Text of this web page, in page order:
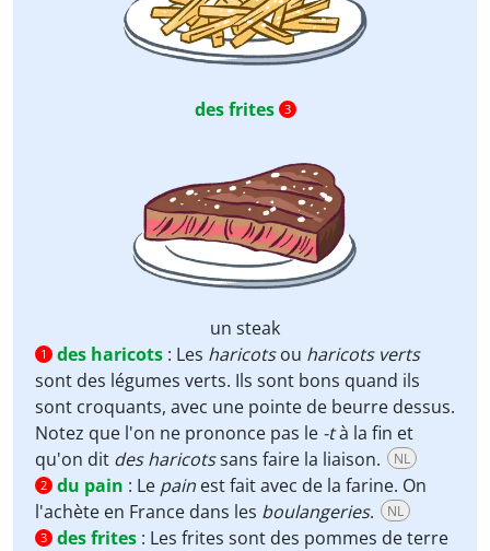
des frites 3
un steak
1 des haricots : Les haricotsou haricots verts
sont des légumes verts. Ils sont bons quand ils
sont croquants, avec une pointe de beurre dessus.
Notez que l'on ne prononce pas le -tà la fin et
qu'on dit des haricotssans faire la liaison. NL
2 du pain : Le pain est fait avec de la farine. On
l'achète en France dans les boulangeries. NL
3 des frites : Les frites sont des pommes de terre